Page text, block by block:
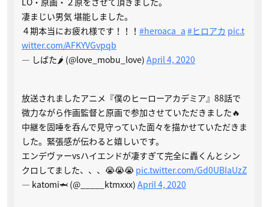
凄まじい男気 堪能しました。
４期本当にお疲れ様です！！！ #heroaca_a #ヒロアカ pic.t
witter.com/AFKYVGvpqb
— しばた🌶️ (@love_mobu_love) April 4, 2020
放送されましたアニメ『僕のヒーローアカデミア』88話で
微力ながら作画監督と原画で参加させていただきました🔥
中継を固唾を呑んで見守っていた面々を描かせていただきま
した。緊張感が伝わると嬉しいです。
エンデヴァーvsハイエンドが凄すぎて完全に轟くんとシン
クロしてました、、、😭😭😭 pic.twitter.com/Gd0UBIaUzZ
— katomi🦈 (@_____ktmxxx) April 4, 2020